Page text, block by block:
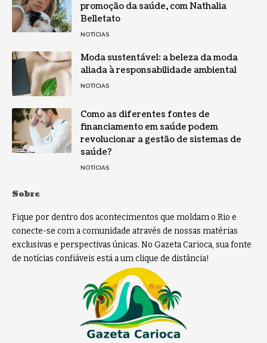
promoção da saúde, com Nathalia
Belletato
NOTÍCIAS
Moda sustentável: a beleza da moda
aliada à responsabilidade ambiental
NOTÍCIAS
Como as diferentes fontes de
financiamento em saúde podem
revolucionar a gestão de sistemas de
saúde?
NOTÍCIAS
Sobre
Fique por dentro dos acontecimentos que moldam o Rio e
conecte-se com a comunidade através de nossas matérias
exclusivas e perspectivas únicas. No Gazeta Carioca, sua fonte
de notícias confiáveis está a um clique de distância!